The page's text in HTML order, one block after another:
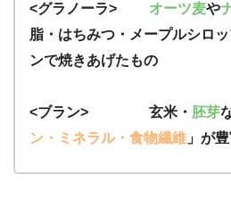
<グラノーラ> オーツ麦や
脂・はちみつ・メープルシロ
ンで焼きあげたもの
<ブラン> 玄米・ 胚芽
ン・ミネラル・食物繊維 」が